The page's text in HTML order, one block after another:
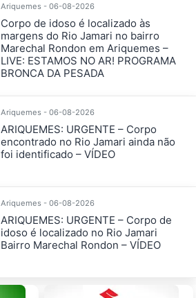
Ariquemes - 06-08-2026
Corpo de idoso é localizado às
margens do Rio Jamari no bairro
Marechal Rondon em Ariquemes –
LIVE: ESTAMOS NO AR! PROGRAMA
BRONCA DA PESADA
Ariquemes - 06-08-2026
ARIQUEMES: URGENTE – Corpo
encontrado no Rio Jamari ainda não
foi identificado – VÍDEO
Ariquemes - 06-08-2026
ARIQUEMES: URGENTE – Corpo de
idoso é localizado no Rio Jamari
Bairro Marechal Rondon – VÍDEO